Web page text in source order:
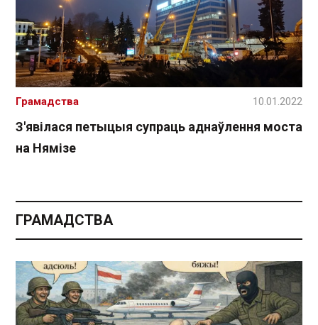
З'явілася петыцыя супраць аднаўлення моста
на Нямізе
Грамадства 10.01.2022
ГРАМАДСТВА